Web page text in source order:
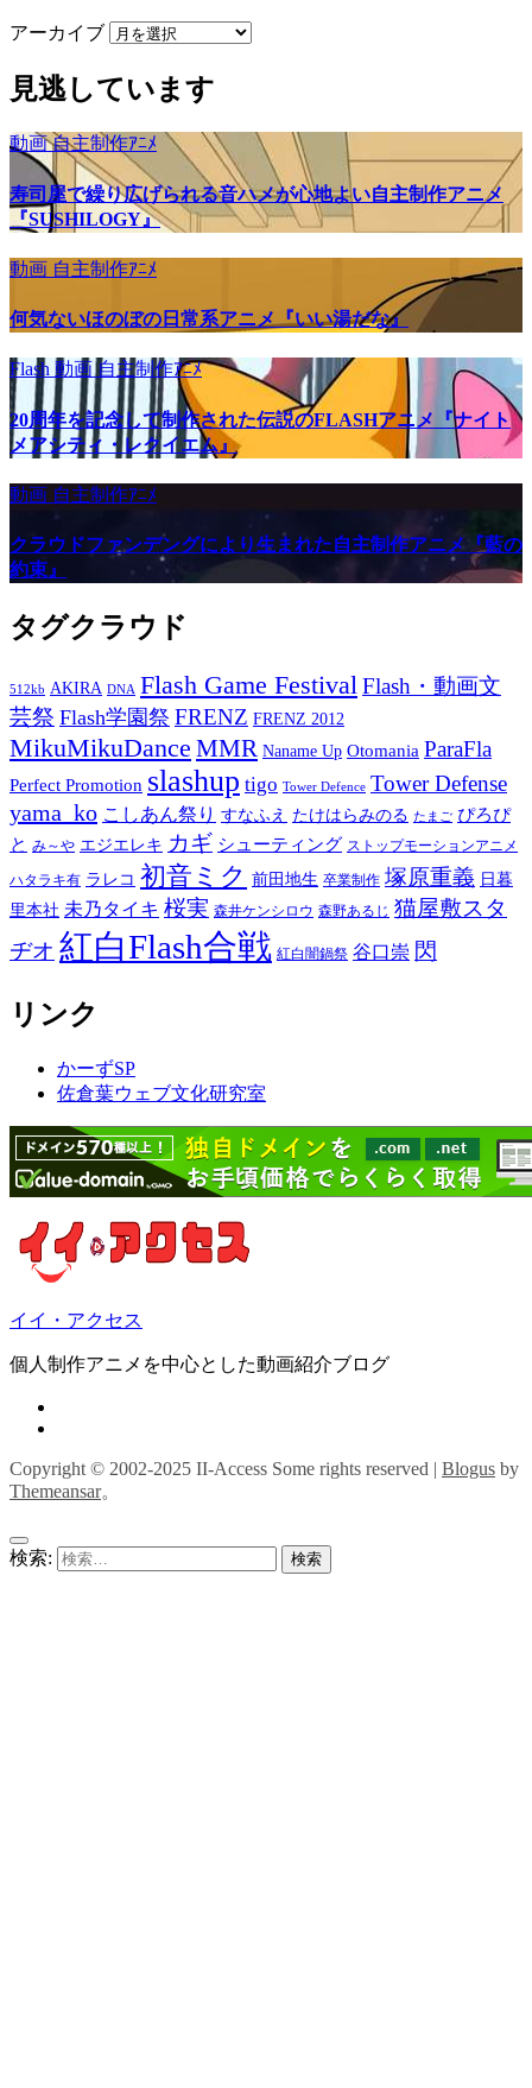
アーカイブ
見逃しています
動画自主制作ｱﾆﾒ
寿司屋で繰り広げられる音ハメが心地よい自主制作アニメ
『SUSHILOGY』
動画 自主制作ｱﾆﾒ
何気ないほのぼの日常系アニメ『いい湯だな』
Flash 動画自主制作ｱﾆﾒ
20周年を記念して制作された伝説のFLASHアニメ『ナイト
メアシティ・レクイエム』
動画 自主制作ｱﾆﾒ
クラウドファンデングにより生まれた自主制作アニメ『藍の
約束』
タグクラウド
512kb AKIRA DNA Flash Game FestivalFlash・動画文
芸祭 Flash学園祭 FRENZ FRENZ 2012
MikuMikuDance MMR Naname Up Otomania ParaFla
Perfect Promotion slashup tigo Tower Defence Tower Defense
yama_ko こしあん祭り すなふえ たけはらみのる たまご ぴろぴ
と み～や エジエレキ カギ シューティング ストップモーションアニメ
ハタラキ有 ラレコ 初音ミク 前田地生 卒業制作 塚原重義 日暮
里本社 未乃タイキ 桜実 森井ケンシロウ 森野あるじ 猫屋敷スタ
ヂオ 紅白Flash合戦 紅白闇鍋祭 谷口崇 閃
リンク
かーずSP
佐倉葉ウェブ文化研究室
イイ・アクセス
個人制作アニメを中心とした動画紹介ブログ
Copyright © 2002-2025 II-Access Some rights reserved | Blogus by
Themeansar。
検索: